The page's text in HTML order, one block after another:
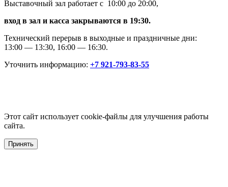
Выставочный зал работает с 10:00 до 20:00,
вход в зал и касса закрываются в 19:30.
Технический перерыв в выходные и праздничные дни:
13:00 — 13:30, 16:00 — 16:30.
Уточнить информацию: +7 921-793-83-55
Этот сайт использует cookie-файлы для улучшения работы
сайта.
Принять